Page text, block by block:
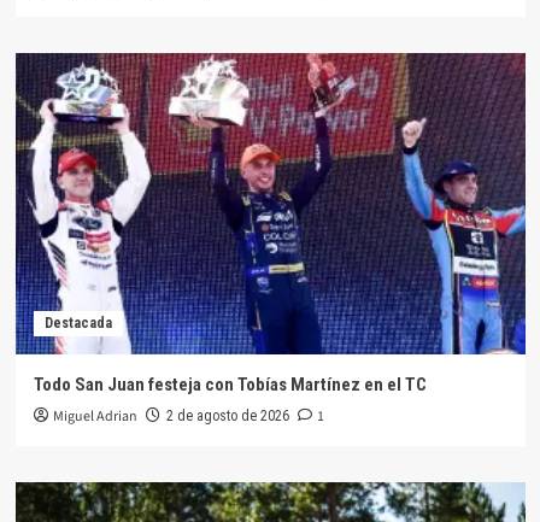
Destacada
Todo San Juan festeja con Tobías Martínez en el TC
Miguel Adrian 2 de agosto de 2026 1